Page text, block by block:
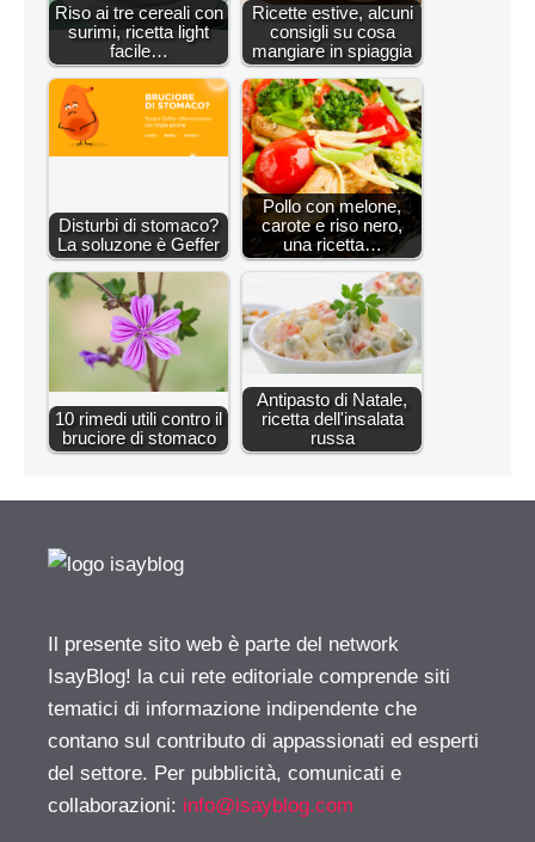
Riso ai tre cereali con
surimi, ricetta light
facile…
Ricette estive, alcuni
consigli su cosa
mangiare in spiaggia
Disturbi di stomaco?
La soluzone è Geffer
Pollo con melone,
carote e riso nero,
una ricetta…
10 rimedi utili contro il
bruciore di stomaco
Antipasto di Natale,
ricetta dell'insalata
russa
Il presente sito web è parte del network
IsayBlog! la cui rete editoriale comprende siti
tematici di informazione indipendente che
contano sul contributo di appassionati ed esperti
del settore. Per pubblicità, comunicati e
collaborazioni: info@isayblog.com